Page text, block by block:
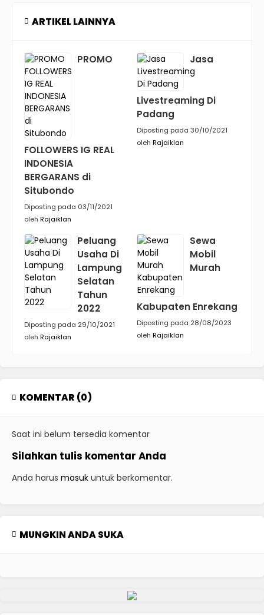
ARTIKEL LAINNYA
PROMO
FOLLOWERS IG REAL
INDONESIA
BERGARANS di
Situbondo
Diposting pada 03/11/2021
oleh Rajaiklan
Jasa
Livestreaming Di
Padang
Diposting pada 30/10/2021
oleh Rajaiklan
Peluang
Usaha Di
Lampung
Selatan
Tahun
2022
Diposting pada 29/10/2021
oleh Rajaiklan
Sewa
Mobil
Murah
Kabupaten Enrekang
Diposting pada 28/08/2023
oleh Rajaiklan
KOMENTAR (0)
Saat ini belum tersedia komentar
Silahkan tulis komentar Anda
Anda harus masuk untuk berkomentar.
MUNGKIN ANDA SUKA